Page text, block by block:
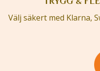
Välj säkert med Klarna,